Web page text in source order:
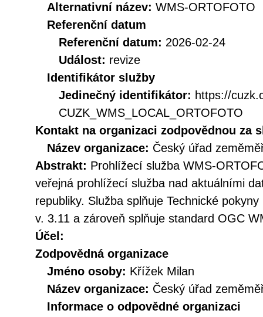
Alternativní název: WMS-ORTOFOTO
Referenční datum
Referenční datum: 2026-02-24
Událost: revize
Identifikátor služby
Jedinečný identifikátor: https://
CUZK_WMS_LOCAL_ORTOFOTO
Kontakt na organizaci zodpovědnou za
Název organizace: Český úřad
Abstrakt: Prohlížecí služba WMS-
veřejná prohlížecí služba nad aktuálními
republiky. Služba splňuje Technické
v. 3.11 a zároveň splňuje standard OGC
Účel:
Zodpovědná organizace
Jméno osoby: Křížek Milan
Název organizace: Český úřad
Informace o odpovědné organizaci